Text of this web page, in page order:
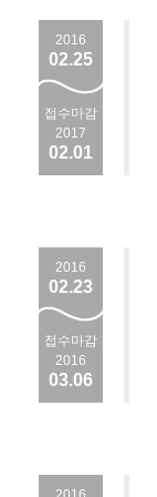
2016
02.25
접수마감
2017
02.01
2016
02.23
접수마감
2016
03.06